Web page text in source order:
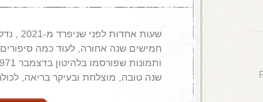
שעות אחדות לפני שניפרד
חמישים שנה אחורה, לעוד כמה סיפורים
שנה טובה, מוצלחת ובעיקר בריאה,